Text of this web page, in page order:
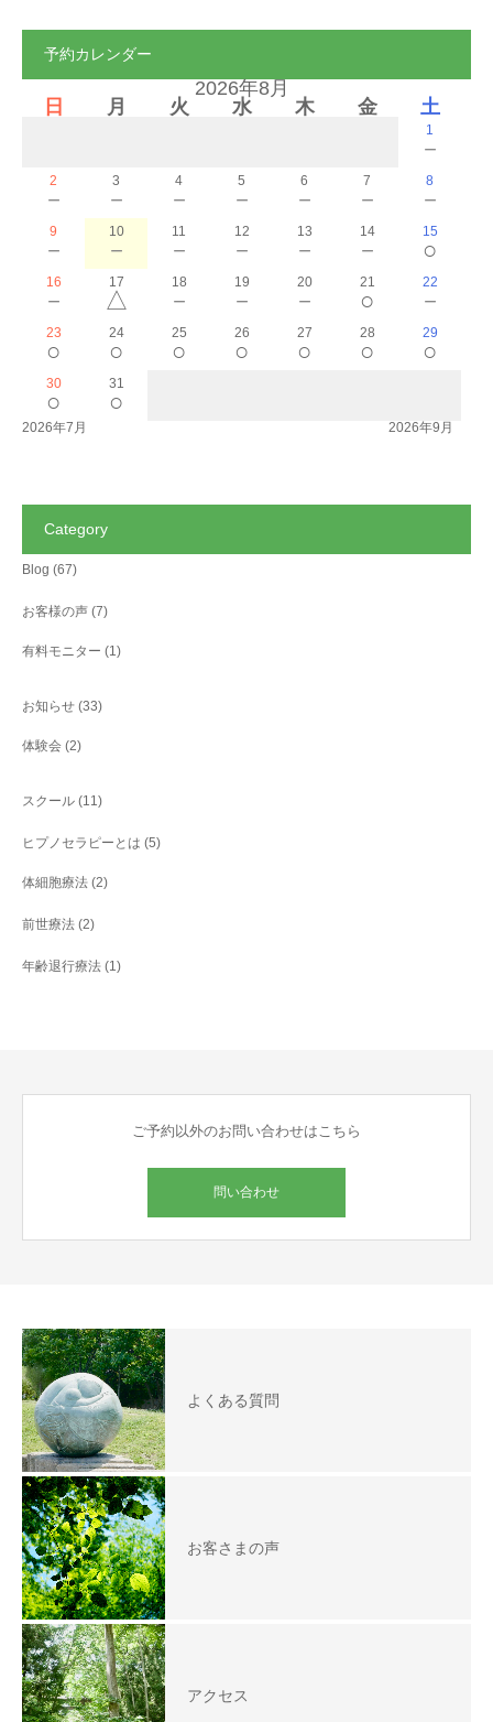
予約カレンダー
2026年8月
日
月 火 水 木 金 土
1
－
2
－
3
－
4
－
5
－
6
－
7
－
8
－
9
－
10
－
11
－
12
－
13
－
14
－
15
○
16
－
17
△
18
－
19
－
20
－
21
○
22
－
23
○
24
○
25
○
26
○
27
○
28
○
29
○
30
○
31
○
2026年7月 2026年9月
Category
Blog (67)
お客様の声 (7)
有料モニター (1)
お知らせ (33)
体験会 (2)
スクール (11)
ヒプノセラピーとは (5)
体細胞療法 (2)
前世療法 (2)
年齢退行療法 (1)
ご予約以外のお問い合わせはこちら
問い合わせ
よくある質問
お客さまの声
アクセス